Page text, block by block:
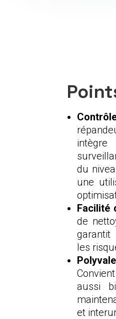
du
une
Facilité
de
les
aussi
et